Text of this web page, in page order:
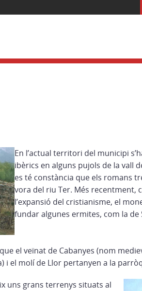
En l’actual territori del municipi
ibèrics en alguns pujols de la vall
es té constància que els romans
vora del riu Ter. Més recentment,
l’expansió del cristianisme, el
fundar algunes ermites, com la de
el veïnat de Cabanyes (nom
i el molí de Llor pertanyen a la
uns grans terrenys situats al